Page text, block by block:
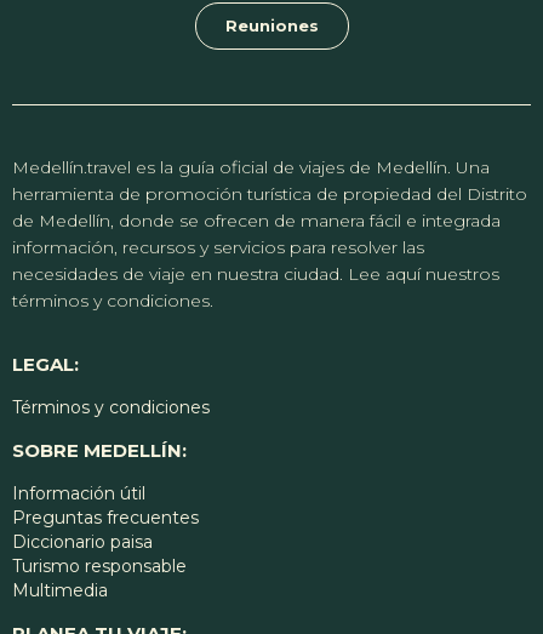
Reuniones
Medellín.travel es la guía oficial de viajes de Medellín. Una
herramienta de promoción turística de propiedad del Distrito
de Medellín, donde se ofrecen de manera fácil e integrada
información, recursos y servicios para resolver las
necesidades de viaje en nuestra ciudad. Lee aquí nuestros
términos y condiciones.
LEGAL:
Términos y condiciones
SOBRE MEDELLÍN:
Información útil
Preguntas frecuentes
Diccionario paisa
Turismo responsable
Multimedia